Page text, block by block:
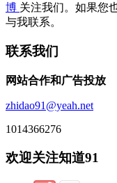
博 关注我们。如果您
与我联系。
联系我们
网站合作和广告投放
zhidao91@yeah.net
1014366276
欢迎关注知道91